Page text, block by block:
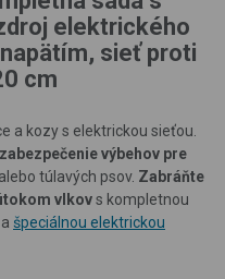
elektrického
sieť proti
cm
a kozy s elektrickou sieťou.
zabezpečenie výbehov pre
túlavých psov. Zabráňte
vlkovs kompletnou
špeciálnou elektrickou